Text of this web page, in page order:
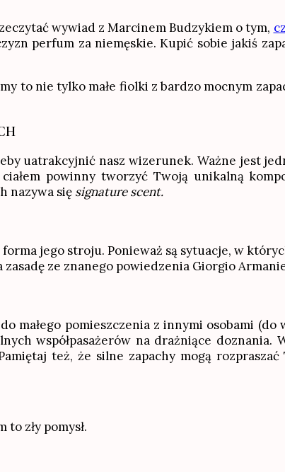
wywiad z Marcinem Budzykiem o tym,
perfum za niemęskie. Kupić sobie jakiś
to nie tylko małe fiolki z bardzo mocnym
uatrakcyjnić nasz wizerunek. Ważne jest
powinny tworzyć Twoją unikalną
nazywa się signature scent.
jego stroju. Ponieważ są sytuacje, w
ze znanego powiedzenia Giorgio
małego pomieszczenia z innymi osobami (do
współpasażerów na drażniące
też, że silne zapachy mogą
zły pomysł.